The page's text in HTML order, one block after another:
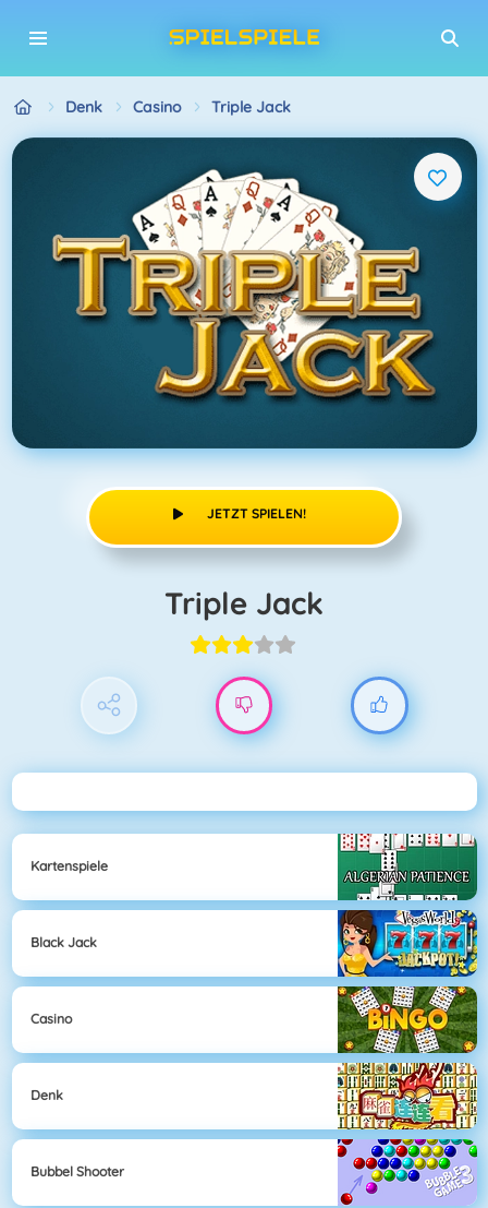
Denk Casino Triple Jack
JETZT SPIELEN!
Triple Jack
Kartenspiele
Black Jack
Casino
Denk
Bubbel Shooter